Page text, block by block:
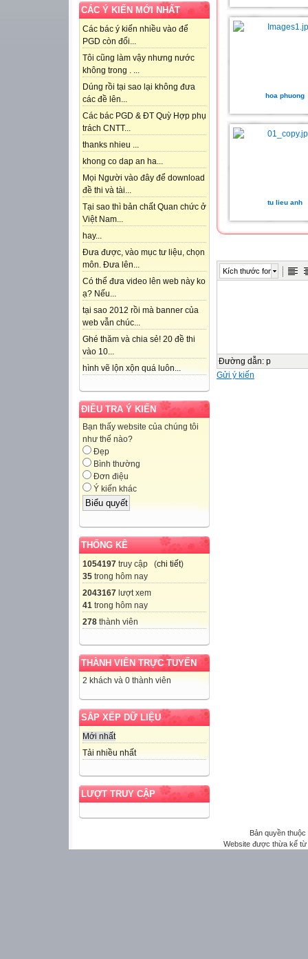
CÁC Ý KIẾN MỚI NHẤT
Các bác ý kiến nhiều vào để
PGD còn đổi...
Tôi cũng làm vậy nhưng nước
không trong . ...
Dúng rồi tại sao lại không đưa
các đề lên...
Các bác PGD & ĐT Quỳ Hợp phụ
trách CNTT...
thanks nhieu ...
khong co dap an ha...
Mọi Người vào đây để download
đề thi và tài...
Tại sao thì bản chất Quan chức ở
Việt Nam...
hay...
Đưa được, vào mục tư liệu, chọn
môn. Đưa lên...
Có thể đưa video lên web này ko
ạ? Nếu...
tại sao 2012 rồi mà banner của
web vẫn chúc...
Ghé thăm và chia sẻ! 20 đề thi
vào 10...
hình vẽ lộn xộn quá luôn...
ĐIỀU TRA Ý KIẾN
Bạn thấy website của chúng tôi
như thế nào?
Đẹp
Bình thường
Đơn điệu
Ý kiến khác
THỐNG KÊ
1054197 truy cập (chi tiết)
35 trong hôm nay
2043167 lượt xem
41 trong hôm nay
278 thành viên
THÀNH VIÊN TRỰC TUYẾN
2 khách và 0 thành viên
SẮP XẾP DỮ LIỆU
Mới nhất
Tải nhiều nhất
LƯỢT TRUY CẬP
hoa phuong
tu lieu anh
Kích thước font
Đường dẫn: p
Gửi ý kiến
Bản quyền
Website được thừa kế từ